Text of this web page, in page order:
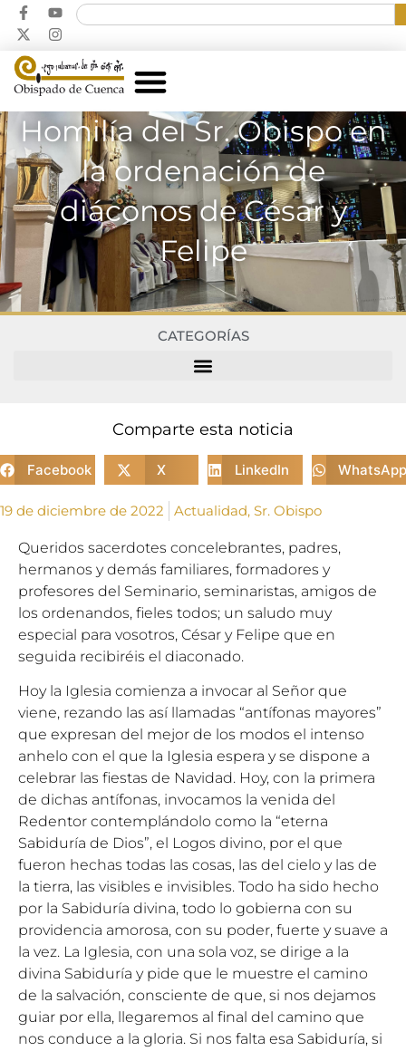
Homilía del Sr. Obispo en
la ordenación de
diáconos de César y
Felipe
CATEGORÍAS
Comparte esta noticia
Facebook X LinkedIn WhatsApp
19 de diciembre de 2022 Actualidad, Sr. Obispo
Queridos sacerdotes concelebrantes, padres,
hermanos y demás familiares, formadores y
profesores del Seminario, seminaristas, amigos de
los ordenandos, fieles todos; un saludo muy
especial para vosotros, César y Felipe que en
seguida recibiréis el diaconado.
Hoy la Iglesia comienza a invocar al Señor que
viene, rezando las así llamadas “antífonas mayores”
que expresan del mejor de los modos el intenso
anhelo con el que la Iglesia espera y se dispone a
celebrar las fiestas de Navidad. Hoy, con la primera
de dichas antífonas, invocamos la venida del
Redentor contemplándolo como la “eterna
Sabiduría de Dios”, el Logos divino, por el que
fueron hechas todas las cosas, las del cielo y las de
la tierra, las visibles e invisibles. Todo ha sido hecho
por la Sabiduría divina, todo lo gobierna con su
providencia amorosa, con su poder, fuerte y suave a
la vez. La Iglesia, con una sola voz, se dirige a la
divina Sabiduría y pide que le muestre el camino
de la salvación, consciente de que, si nos dejamos
guiar por ella, llegaremos al final del camino que
nos conduce a la gloria. Si nos falta esa Sabiduría, si